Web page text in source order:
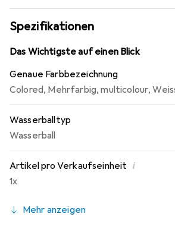
Spezifikationen
Das Wichtigste auf einen Blick
Genaue Farbbezeichnung
Colored, Mehrfarbig,multicolour,
Wasserballtyp
Wasserball
Artikel pro Verkaufseinheit i
1x
Mehr anzeigen